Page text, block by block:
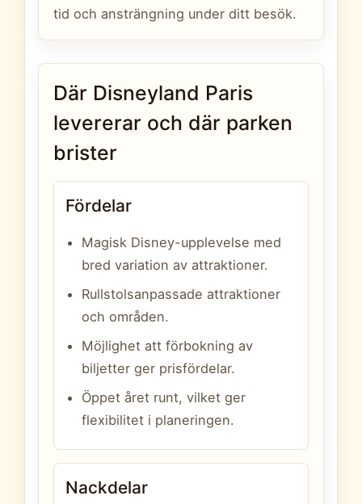
tid och ansträngning under ditt besök.
Där Disneyland Paris
levererar och där parken
brister
Fördelar
Magisk Disney-upplevelse med
bred variation av attraktioner.
Rullstolsanpassade attraktioner
och områden.
Möjlighet att förbokning av
biljetter ger prisfördelar.
Öppet året runt, vilket ger
flexibilitet i planeringen.
Nackdelar